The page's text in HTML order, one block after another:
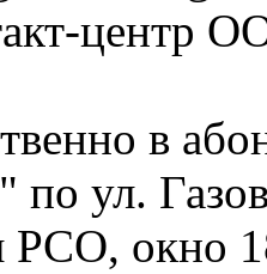
центр
в
по ул.
РСО, окно